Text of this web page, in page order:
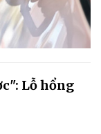
Lỗ hổng